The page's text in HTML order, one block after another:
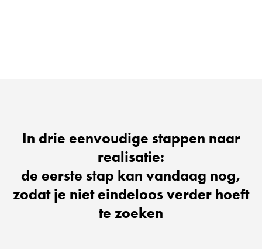
In drie eenvoudige stappen naar
realisatie:
de eerste stap kan vandaag nog,
zodat je niet eindeloos verder hoeft
te zoeken